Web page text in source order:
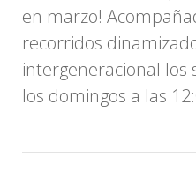
en marzo!
recorridos
intergeneracional los
los domingos a las